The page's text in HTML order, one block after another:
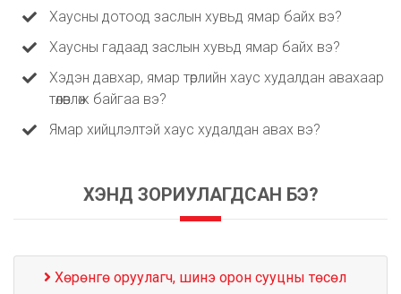
Хаусны дотоод заслын хувьд ямар байх вэ?
Хаусны гадаад заслын хувьд ямар байх вэ?
Хэдэн давхар, ямар төрлийн хаус худалдан авахаар
төлөвлөж байгаа вэ?
Ямар хийцлэлтэй хаус худалдан авах вэ?
ХЭНД ЗОРИУЛАГДСАН БЭ?
Хөрөнгө оруулагч, шинэ орон сууцны төсөл